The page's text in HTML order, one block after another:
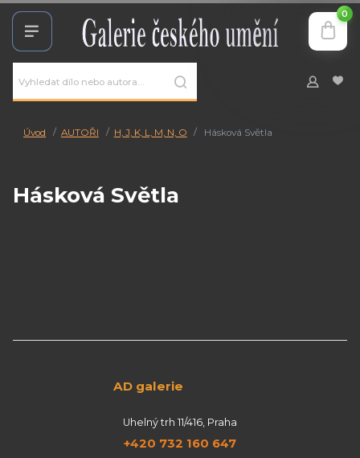
0
Úvod AUTOŘI H, J, K, L, M, N, O Hásková Světla
Hásková Světla
AD galerie
Uhelný trh 11/416, Praha
+420 732 160 647